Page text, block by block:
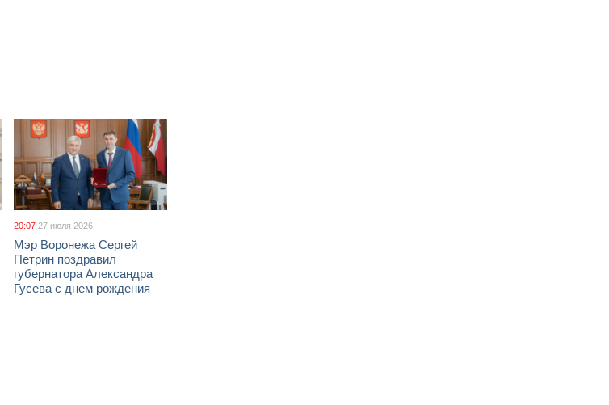
20:07 27 июля 2026
Мэр Воронежа Сергей
Петрин поздравил
губернатора Александра
Гусева с днем рождения